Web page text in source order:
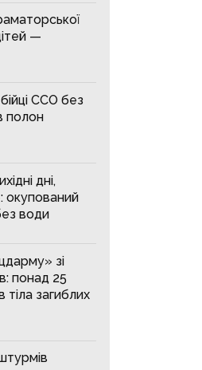
—
ССО без
полон
дні,
окупований
води
зі
понад 25
тіла загиблих